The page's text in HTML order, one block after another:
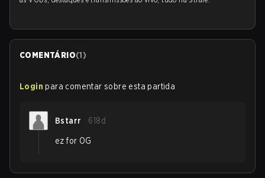
COMENTÁRIO(1)
Login para comentar sobre esta partida
Bstarr 618d
ez for OG